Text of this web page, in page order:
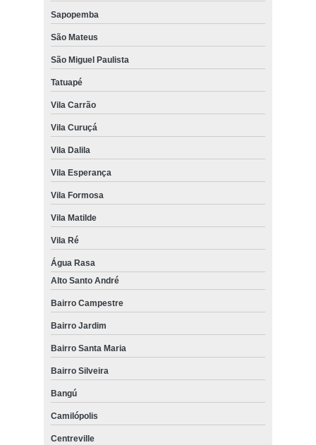
Sapopemba
São Mateus
São Miguel Paulista
Tatuapé
Vila Carrão
Vila Curuçá
Vila Dalila
Vila Esperança
Vila Formosa
Vila Matilde
Vila Ré
Água Rasa
Alto Santo André
Bairro Campestre
Bairro Jardim
Bairro Santa Maria
Bairro Silveira
Bangú
Camilópolis
Centreville